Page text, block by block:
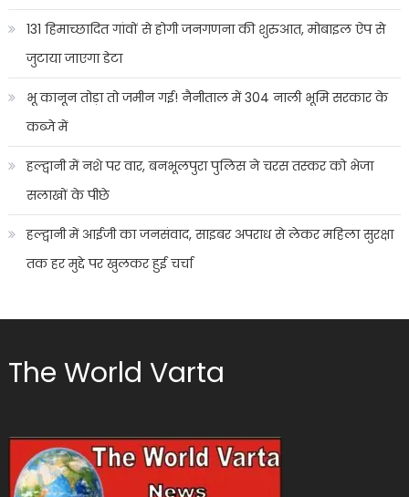
131 हिमाच्छादित गांवों से होगी जनगणना की शुरुआत, मोबाइल ऐप से
जुटाया जाएगा डेटा
भू कानून तोड़ा तो जमीन गई! नैनीताल में 304 नाली भूमि सरकार के
कब्जे में
हल्द्वानी में नशे पर वार, बनभूलपुरा पुलिस ने चरस तस्कर को भेजा
सलाखों के पीछे
हल्द्वानी में आईजी का जनसंवाद, साइबर अपराध से लेकर महिला सुरक्षा
तक हर मुद्दे पर खुलकर हुई चर्चा
The World Varta